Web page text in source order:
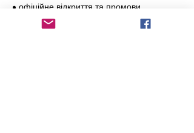
• офіційне відкриття та промови
• хвилина мовчання та Державний Гімн
України